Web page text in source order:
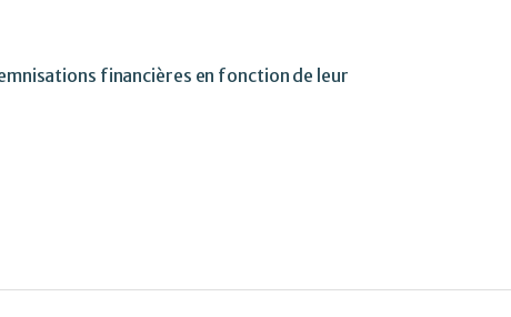
financières en fonction de leur